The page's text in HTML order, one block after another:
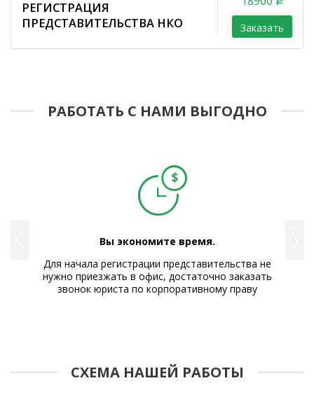
РЕГИСТРАЦИЯ
ПРЕДСТАВИТЕЛЬСТВА НКО
Заказать
РАБОТАТЬ С НАМИ ВЫГОДНО
Вы экономите время.
Для начала регистрации представительства не
нужно приезжать в офис, достаточно заказать
звонок юриста по корпоративному праву
СХЕМА НАШЕЙ РАБОТЫ